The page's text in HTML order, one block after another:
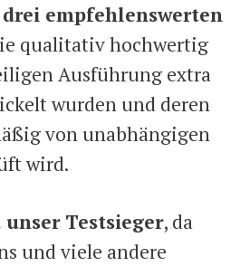
drei empfehlenswerten
qualitativ hochwertig
Ausführung extra
wurden und deren
von unabhängigen
wird.
Testsieger, da
und viele andere